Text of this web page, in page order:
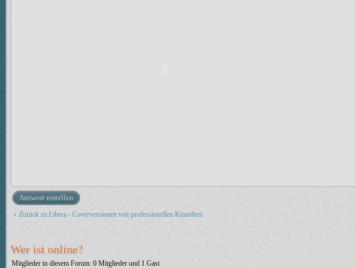
Antwort erstellen
Zurück zu Libera - Coverversionen von professionellen Künstlern
Wer ist online?
Mitglieder in diesem Forum: 0 Mitglieder und 1 Gast